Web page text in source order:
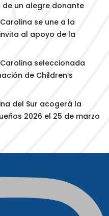
de un alegre donante
se une a la
al apoyo de la
seleccionada
de Children’s
del Sur acogerá la
2026 el 25 de marzo